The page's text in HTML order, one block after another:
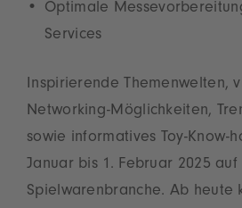
Optimale
Services
Inspirierende Themenwelten,
Networking-Möglichkeiten,
sowie informatives Toy-Know-
Januar bis 1. Februar 2025
Spielwarenbranche. Ab heute